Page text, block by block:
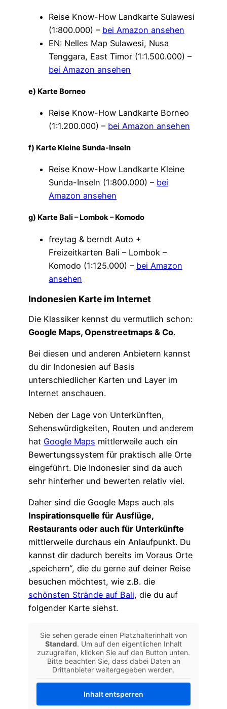
Reise Know-How Landkarte Sulawesi
(1:800.000) – bei Amazon ansehen
EN: Nelles Map Sulawesi, Nusa
Tenggara, East Timor (1:1.500.000) –
bei Amazon ansehen
e) Karte Borneo
Reise Know-How Landkarte Borneo
(1:1.200.000) – bei Amazon ansehen
f) Karte Kleine Sunda-Inseln
Reise Know-How Landkarte Kleine
Sunda-Inseln (1:800.000) – bei
Amazon ansehen
g) Karte Bali – Lombok – Komodo
freytag & berndt Auto +
Freizeitkarten Bali – Lombok –
Komodo (1:125.000) – bei Amazon
ansehen
Indonesien Karte im Internet
Die Klassiker kennst du vermutlich schon:
Google Maps, Openstreetmaps & Co.
Bei diesen und anderen Anbietern kannst
du dir Indonesien auf Basis
unterschiedlicher Karten und Layer im
Internet anschauen.
Neben der Lage von Unterkünften,
Sehenswürdigkeiten, Routen und anderem
hat Google Maps mittlerweile auch ein
Bewertungssystem für praktisch alle Orte
eingeführt. Die Indonesier sind da auch
sehr hinterher und bewerten relativ viel.
Daher sind die Google Maps auch als
Inspirationsquelle für Ausflüge,
Restaurants oder auch für Unterkünfte
mittlerweile durchaus ein Anlaufpunkt. Du
kannst dir dadurch bereits im Voraus Orte
„speichern“, die du gerne auf deiner Reise
besuchen möchtest, wie z.B. die
schönsten Strände auf Bali, die du auf
folgender Karte siehst.
Sie sehen gerade einen Platzhalterinhalt von
Standard. Um auf den eigentlichen Inhalt
zuzugreifen, klicken Sie auf den Button unten.
Bitte beachten Sie, dass dabei Daten an
Drittanbieter weitergegeben werden.
Inhalt entsperren